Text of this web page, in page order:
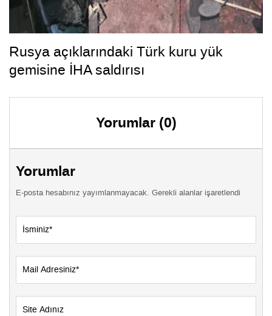
Rusya açıklarındaki Türk kuru yük
gemisine İHA saldırısı
Yorumlar (0)
Yorumlar
E-posta hesabınız yayımlanmayacak. Gerekli alanlar işaretlendi